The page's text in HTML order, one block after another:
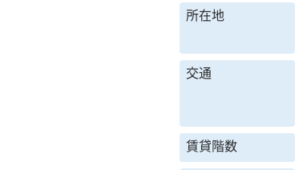
所在地
交通
賃貸階数